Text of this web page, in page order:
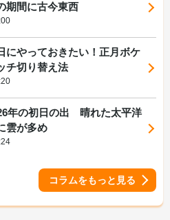
期間に古今東西
にやっておきたい！正月ボケ
チ切り替え法
年の初日の出 晴れた太平洋
雲が多め
コラムをもっと見る